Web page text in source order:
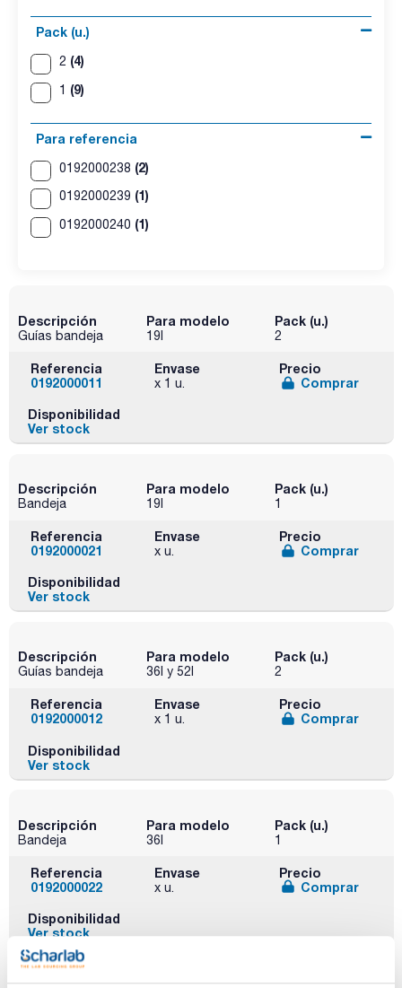
Pack (u.)
2 (4)
1 (9)
Para referencia
0192000238 (2)
0192000239 (1)
0192000240 (1)
Descripción
Guías bandeja
Para modelo
19l
Pack (u.)
2
Referencia
0192000011
Envase
x 1 u.
Precio
Comprar
Disponibilidad
Ver stock
Descripción
Bandeja
Para modelo
19l
Pack (u.)
1
Referencia
0192000021
Envase
x u.
Precio
Comprar
Disponibilidad
Ver stock
Descripción
Guías bandeja
Para modelo
36l y 52l
Pack (u.)
2
Referencia
0192000012
Envase
x 1 u.
Precio
Comprar
Disponibilidad
Ver stock
Descripción
Bandeja
Para modelo
36l
Pack (u.)
1
Referencia
0192000022
Envase
x u.
Precio
Comprar
Disponibilidad
Ver stock